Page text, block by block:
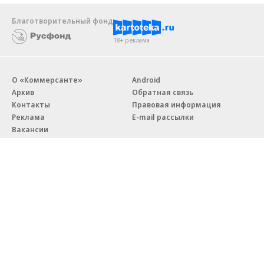
Благотворительный фонд
18+ реклама
О «Коммерсанте»
Архив
Контакты
Реклама
Вакансии
Android
Обратная связь
Правовая информация
E-mail рассылки